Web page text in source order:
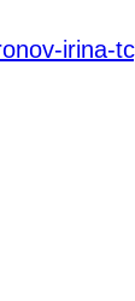
irina-